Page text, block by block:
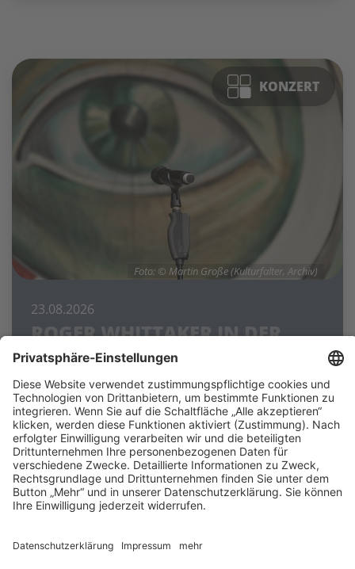
KONZERT
Foto: © Martin Große (Kulturfalter, Archiv)
23.08.2026
ROGER WHITTAKER IN DER
ROSEN ARENA
Europa-Rosarium Sangerhausen
Ein Weltstar lebt weiter – in seinen Liedern, in
Erinnerungen und in den Herzen seiner Fans.